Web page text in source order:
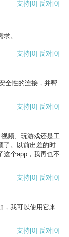
支持[0] 反对[0]
。
支持[0] 反对[0]
全性的连接，并帮
支持[0] 反对[0]
频、玩游戏还是工
了。以前出差的时
这个app，我再也不
支持[0] 反对[0]
，我可以使用它来
支持[0] 反对[0]